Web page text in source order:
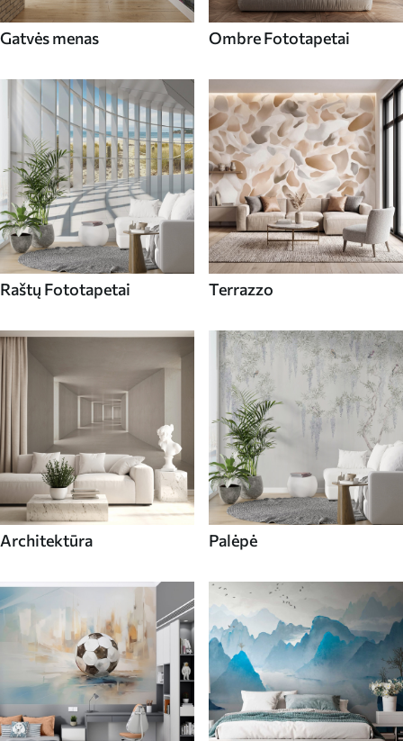
Gatvės menas Ombre Fototapetai
Raštų Fototapetai Terrazzo
Architektūra Palėpė